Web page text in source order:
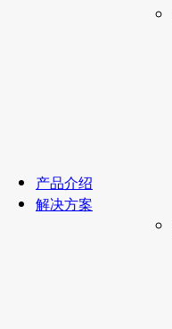
产品介绍
解决方案